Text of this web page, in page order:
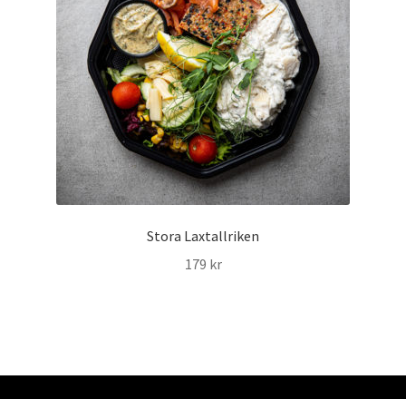
Stora Laxtallriken
179 kr